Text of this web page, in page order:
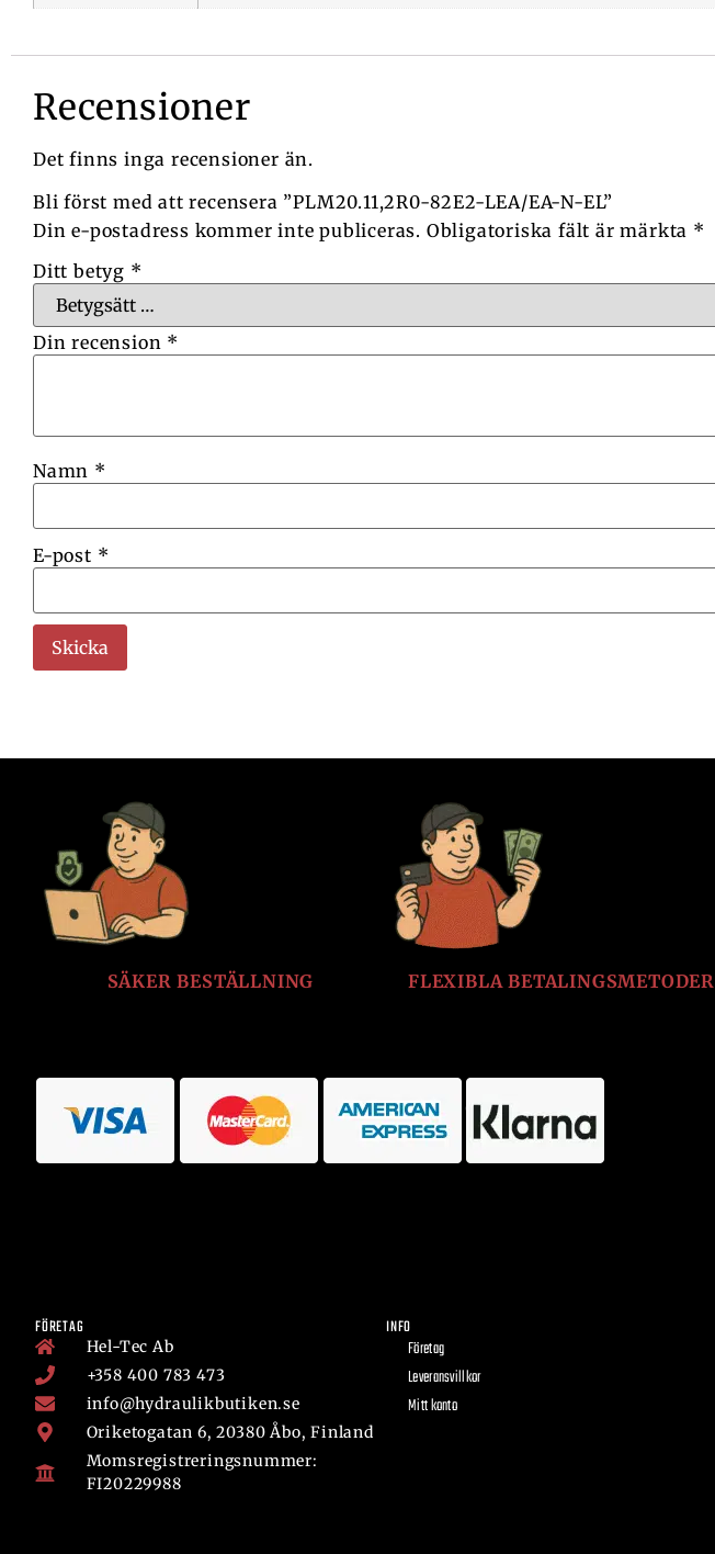
Recensioner
Det finns inga recensioner än.
Bli först med att recensera ”PLM20.11,2R0-82E2-LEA/EA-N-EL”
Din e-postadress kommer inte publiceras. Obligatoriska fält är märkta *
Ditt betyg *
Din recension *
Namn *
E-post *
SÄKER BESTÄLLNING FLEXIBLA BETALINGSMETODER
FÖRETAG
Hel-Tec Ab
+358 400 783 473
info@hydraulikbutiken.se
Oriketogatan 6, 20380 Åbo, Finland
Momsregistreringsnummer:
FI20229988
INFO
Företag
Leveransvillkor
Mitt konto